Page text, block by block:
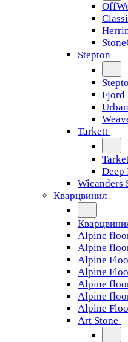
Stepton
Fjord
Urban
Tarkett
Deep
Wicanders
Кварцвинил
Alpine
Alpine
Alpine
Alpine
Alpine
Alpine
Alpine
Art Stone